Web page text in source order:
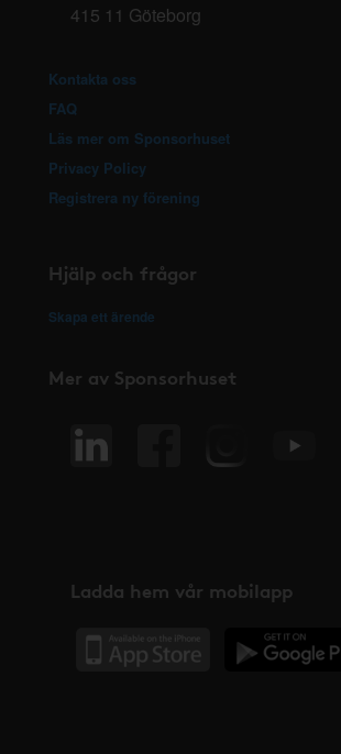
415 11 Göteborg
Kontakta oss
FAQ
Läs mer om Sponsorhuset
Privacy Policy
Registrera ny förening
Hjälp och frågor
Skapa ett ärende
Mer av Sponsorhuset
Ladda hem vår mobilapp